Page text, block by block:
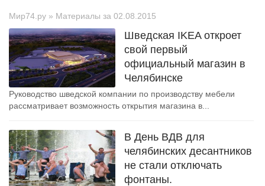
Мир74.ру » Материалы за 02.08.2015
Шведская IKEA откроет
свой первый
официальный магазин в
Челябинске
Руководство шведской компании по производству мебели
рассматривает возможность открытия магазина в...
В День ВДВ для
челябинских десантников
не стали отключать
фонтаны.